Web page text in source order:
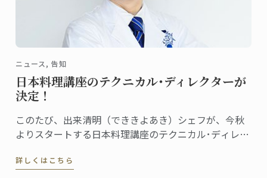
ニュース, 告知
日本料理講座のテクニカル･ディレクターが
決定！
このたび、出来清明（でききよあき）シェフが、今秋
よりスタートする日本料理講座のテクニカル･ディレク
詳しくはこちら